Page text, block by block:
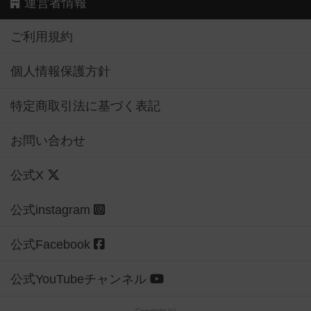
運営者情報
ご利用規約
個人情報保護方針
特定商取引法に基づく表記
お問い合わせ
公式X
公式instagram
公式Facebook
公式YouTubeチャンネル